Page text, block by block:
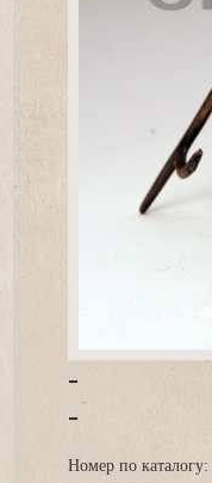
-
-
Номер по каталогу: